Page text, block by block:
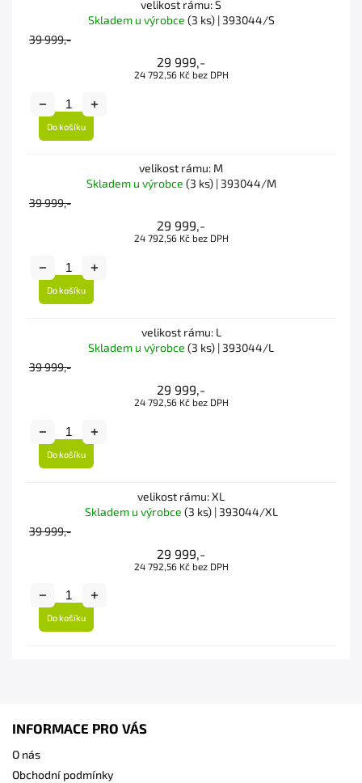
velikost rámu: S
Skladem u výrobce (3 ks)| 393044/S
39 999,-
29 999,-
24 792,56 Kč bez DPH
Do košíku
velikost rámu: M
Skladem u výrobce (3 ks)| 393044/M
39 999,-
29 999,-
24 792,56 Kč bez DPH
Do košíku
velikost rámu: L
Skladem u výrobce (3 ks) | 393044/L
39 999,-
29 999,-
24 792,56 Kč bez DPH
Do košíku
velikost rámu: XL
Skladem u výrobce (3 ks)| 393044/XL
39 999,-
29 999,-
24 792,56 Kč bez DPH
Do košíku
INFORMACE PRO VÁS
O nás
Obchodní podmínky